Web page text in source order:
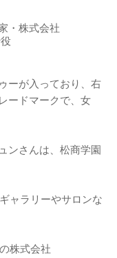
・株式会社
ーが入っており、右
ードマークで、女
ンさんは、松商学園
ャラリーやサロンな
株式会社